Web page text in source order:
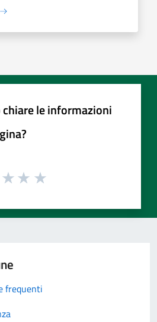
le informazioni
frequenti